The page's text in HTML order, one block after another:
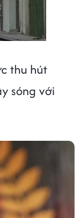
thu hút
sóng với